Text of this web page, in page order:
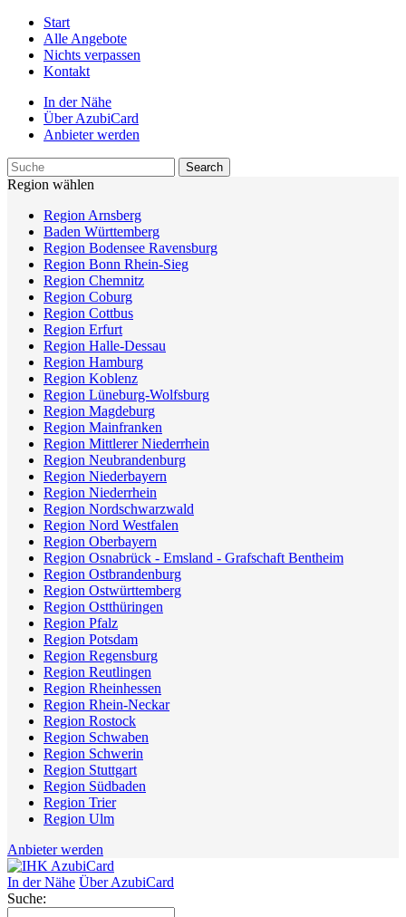
Start
Alle Angebote
Nichts verpassen
Kontakt
In der Nähe
Über AzubiCard
Anbieter werden
Region wählen
Region Arnsberg
Baden Württemberg
Region Bodensee Ravensburg
Region Bonn Rhein-Sieg
Region Chemnitz
Region Coburg
Region Cottbus
Region Erfurt
Region Halle-Dessau
Region Hamburg
Region Koblenz
Region Lüneburg-Wolfsburg
Region Magdeburg
Region Mainfranken
Region Mittlerer Niederrhein
Region Neubrandenburg
Region Niederbayern
Region Niederrhein
Region Nordschwarzwald
Region Nord Westfalen
Region Oberbayern
Region Osnabrück - Emsland - Grafschaft Bentheim
Region Ostbrandenburg
Region Ostwürttemberg
Region Ostthüringen
Region Pfalz
Region Potsdam
Region Regensburg
Region Reutlingen
Region Rheinhessen
Region Rhein-Neckar
Region Rostock
Region Schwaben
Region Schwerin
Region Stuttgart
Region Südbaden
Region Trier
Region Ulm
Anbieter werden
In der Nähe Über AzubiCard
Suche: